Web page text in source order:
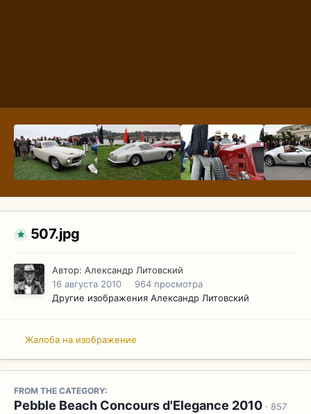
507.jpg
Автор: Александр Литовский
16 августа 2010
964 просмотра
Другие изображения Александр Литовский
Жалоба на изображение
FROM THE CATEGORY:
Pebble Beach Concours d'Elegance 2010 · 857